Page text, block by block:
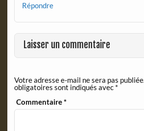
Répondre
Laisser un commentaire
Votre adresse e-mail ne sera pas publiée.
obligatoires sont indiqués avec *
Commentaire*